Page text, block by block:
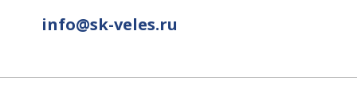
info@sk-veles.ru